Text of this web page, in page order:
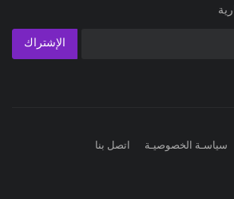
الإشتراك
سياسـة الخصوصيـة اتصل بنا